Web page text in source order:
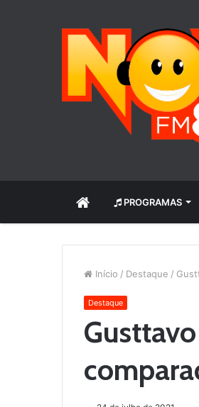
INÍCIO PROGRAMAS
Início / Destaque /
Destaque